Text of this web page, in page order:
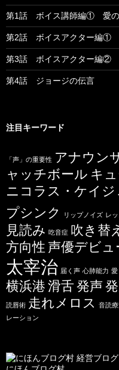
第1話 ボイス講師編① 愛の
第2話 ボイスアクター編①
第3話 ボイスアクター編②
第4話 ジョージの伝言
注目キーワード
「声」の重要性 アナウン
ャッチボール キ
ニコラス・ケイジ
プシンク
リップノイズ レ
見読み 吃音症 吹き替え
方向性 声優デビュ
太宰治 届く声 心肺能力 愛
横浜港 滑舌 発声
読唇術 走れメロス 音読
レーション